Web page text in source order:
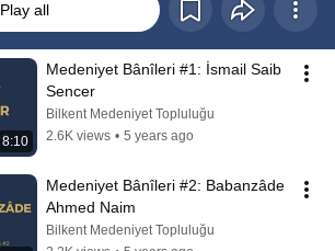
Play all
8:10
Medeniyet Bânîleri #1: İsmail Saib
Sencer
Bilkent Medeniyet Topluluğu
2.6K views • 5 years ago
Medeniyet Bânîleri #2: Babanzâde
Ahmed Naim
Bilkent Medeniyet Topluluğu